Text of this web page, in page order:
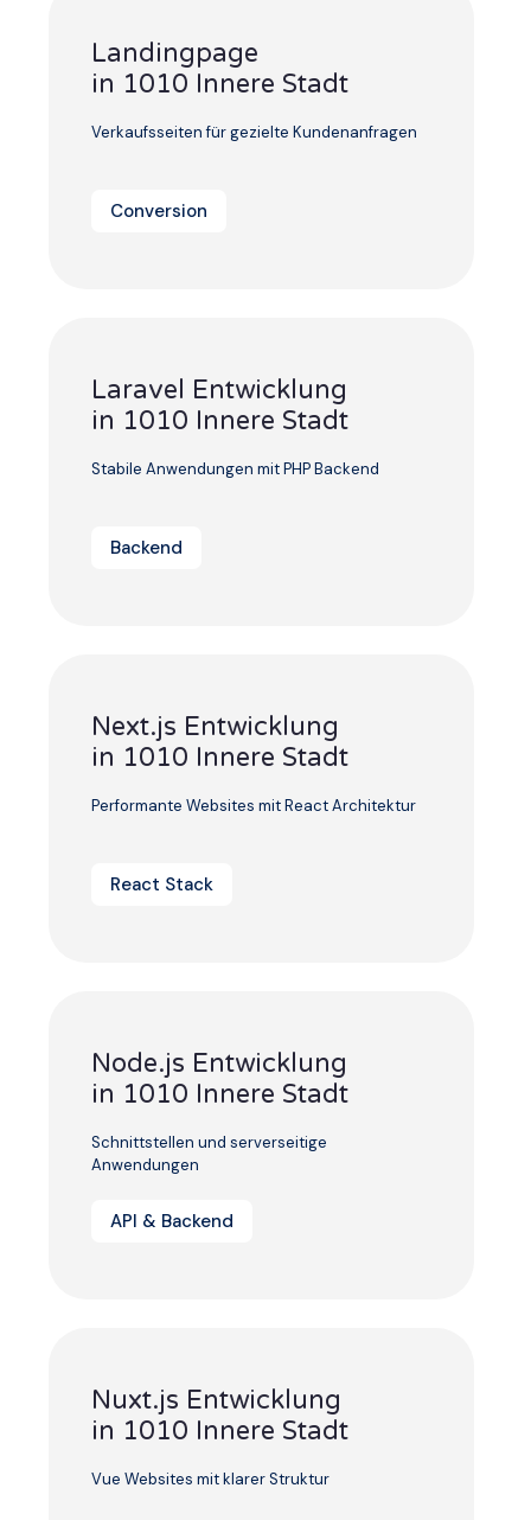
Landingpage
in 1010 Innere Stadt
Verkaufsseiten für gezielte Kundenanfragen
Conversion
Laravel Entwicklung
in 1010 Innere Stadt
Stabile Anwendungen mit PHP Backend
Backend
Next.js Entwicklung
in 1010 Innere Stadt
Performante Websites mit React Architektur
React Stack
Node.js Entwicklung
in 1010 Innere Stadt
Schnittstellen und serverseitige
Anwendungen
API & Backend
Nuxt.js Entwicklung
in 1010 Innere Stadt
Vue Websites mit klarer Struktur